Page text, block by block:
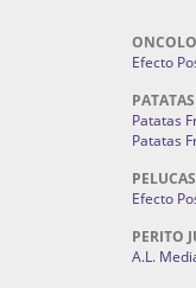
Efecto
Patatas
Patatas
PELUCAS
Efecto
PERITO
A.L.